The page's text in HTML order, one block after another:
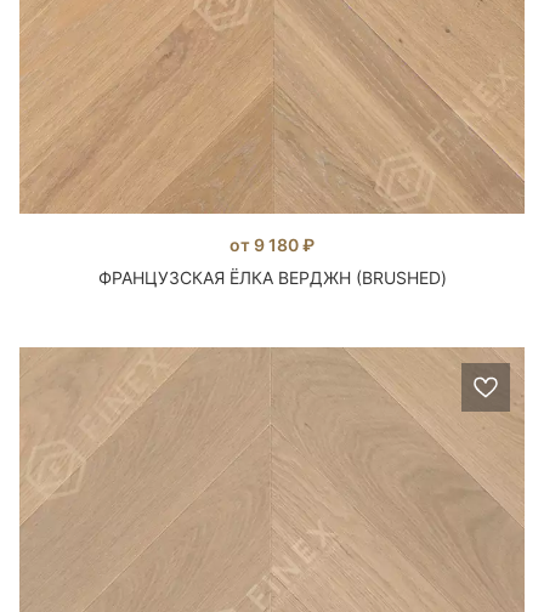
от 9 180 ₽
ФРАНЦУЗСКАЯ ЁЛКА ВЕРДЖН (BRUSHED)